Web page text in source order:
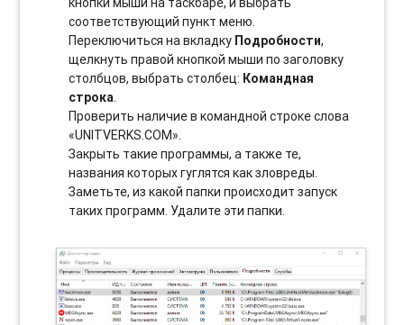
соотвeтствующий пункт меню.
Переключиться на вкладку Подробности,
щелкнуть правой кнопкой мыши по заголовку
столбцов, выбрать столбец: Командная
строка.
Проверить наличие в командной строке слова
«UNITVERKS.COM».
Закрыть такие программы, а также те,
названия которых гуглятся как зловреды.
Заметьте, из какой папки происходит запуск
таких программ. Удалите эти папки.